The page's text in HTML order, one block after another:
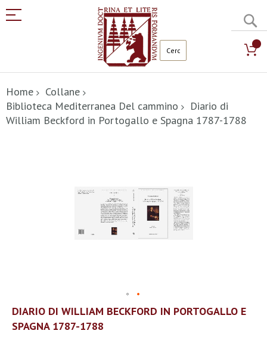
al
contenuto
Home
Collane
Biblioteca Mediterranea Del cammino
Diario di
William Beckford in Portogallo e Spagna 1787-1788
Vai
all'inizio
della
DIARIO DI WILLIAM BECKFORD IN PORTOGALLO E
SPAGNA 1787-1788